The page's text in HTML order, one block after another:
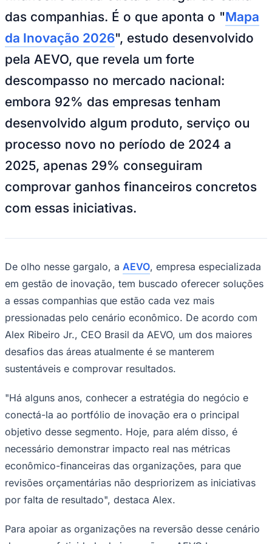
NFL
Fórmula 1
UFC
Tênis (ATP)
MLB
Atletismo
NBB
Competições de Futebol
Brasileirão Série A
Paulistão
Libertadores
Copa América
Mundial 2026
Times - Ir direto
das companhias. É o que aponta o "Mapa
da Inovação 2026", estudo desenvolvido
pela AEVO, que revela um forte
descompasso no mercado nacional:
embora 92% das empresas tenham
desenvolvido algum produto, serviço ou
processo novo no período de 2024 a
2025, apenas 29% conseguiram
comprovar ganhos financeiros concretos
com essas iniciativas.
De olho nesse gargalo, a AEVO, empresa especializada
em gestão de inovação, tem buscado oferecer soluções
a essas companhias que estão cada vez mais
pressionadas pelo cenário econômico. De acordo com
Alex Ribeiro Jr., CEO Brasil da AEVO, um dos maiores
desafios das áreas atualmente é se manterem
sustentáveis e comprovar resultados.
"Há alguns anos, conhecer a estratégia do negócio e
conectá-la ao portfólio de inovação era o principal
objetivo desse segmento. Hoje, para além disso, é
necessário demonstrar impacto real nas métricas
econômico-financeiras das organizações, para que
revisões orçamentárias não despriorizem as iniciativas
por falta de resultado", destaca Alex.
Para apoiar as organizações na reversão desse cenário